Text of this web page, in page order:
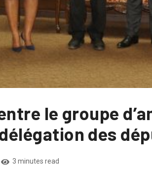
le groupe
des
3 minutes read